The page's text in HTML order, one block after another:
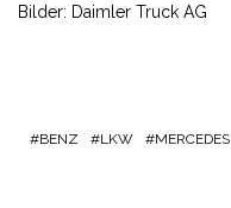
Bilder: Daimler Truck AG
BENZ LKW MERCEDES